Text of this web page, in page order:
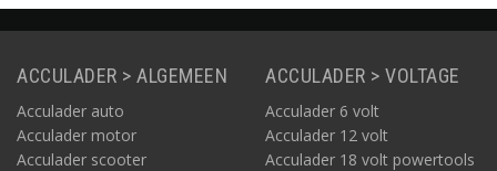
ACCULADER > ALGEMEEN
Acculader auto
Acculader motor
Acculader scooter
ACCULADER > VOLTAGE
Acculader 6 volt
Acculader 12 volt
Acculader 18 volt powertools